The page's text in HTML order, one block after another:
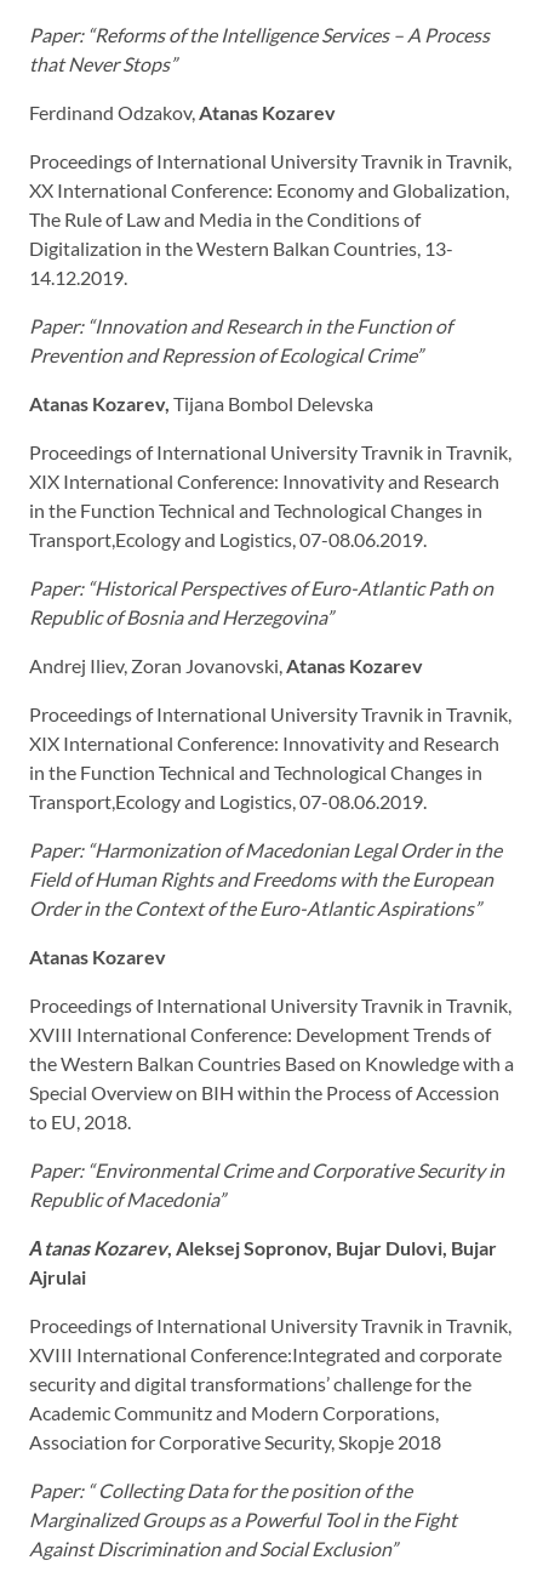
Paper: “Reforms of the Intelligence Services – A Process
that Never Stops”
Ferdinand Odzakov, Atanas Kozarev
Proceedings of International University Travnik in Travnik,
XX International Conference: Economy and Globalization,
The Rule of Law and Media in the Conditions of
Digitalization in the Western Balkan Countries, 13-
14.12.2019.
Paper: “Innovation and Research in the Function of
Prevention and Repression of Ecological Crime”
Atanas Kozarev, Tijana Bombol Delevska
Proceedings of International University Travnik in Travnik,
XIX International Conference: Innovativity and Research
in the Function Technical and Technological Changes in
Transport,Ecology and Logistics, 07-08.06.2019.
Paper: “Historical Perspectives of Euro-Atlantic Path on
Republic of Bosnia and Herzegovina”
Andrej Iliev, Zoran Jovanovski, Atanas Kozarev
Proceedings of International University Travnik in Travnik,
XIX International Conference: Innovativity and Research
in the Function Technical and Technological Changes in
Transport,Ecology and Logistics, 07-08.06.2019.
Paper: “Harmonization of Macedonian Legal Order in the
Field of Human Rights and Freedoms with the European
Order in the Context of the Euro-Atlantic Aspirations”
Atanas Kozarev
Proceedings of International University Travnik in Travnik,
XVIII International Conference: Development Trends of
the Western Balkan Countries Based on Knowledge with a
Special Overview on BIH within the Process of Accession
to EU, 2018.
Paper: “Environmental Crime and Corporative Security in
Republic of Macedonia”
А tanas Kozarev, AleksejSopronov, Bujar Dulovi Bujar
Ajrulai
Proceedings of International University Travnik in Travnik,
XVIII International Conference:Integrated and corporate
security and digital transformations’ challenge for the
Academic Communitz and Modern Corporations,
Association for Corporative Security, Skopje 2018
Paper: “ Collecting Data for the position of the
Marginalized Groups as a Powerful Tool in the Fight
Against Discrimination and Social Exclusion”